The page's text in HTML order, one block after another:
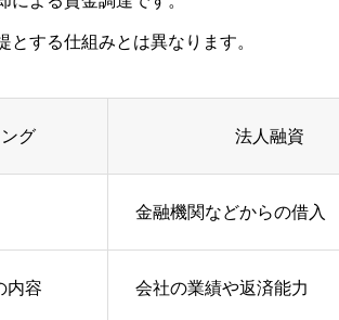
する仕組みとは異なります。
グ 法人融資
金融機関などからの借入
内容 会社の業績や返済能力